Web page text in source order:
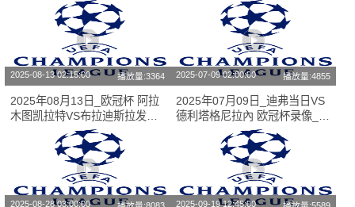
2025-08-13 02:15:00 播放量:3364
2025年08月13日_欧冠杯 阿拉
木图凯拉特VS布拉迪斯拉发录
像_高清录像【全场回放】
2025-07-09 02:00:00 播放量:4855
2025年07月09日_迪弗当日VS
德利塔格尼拉內 欧冠杯录像_全
场录像【全场回放】
2025-08-28 03:00:00 2025-09-19 12:45:00